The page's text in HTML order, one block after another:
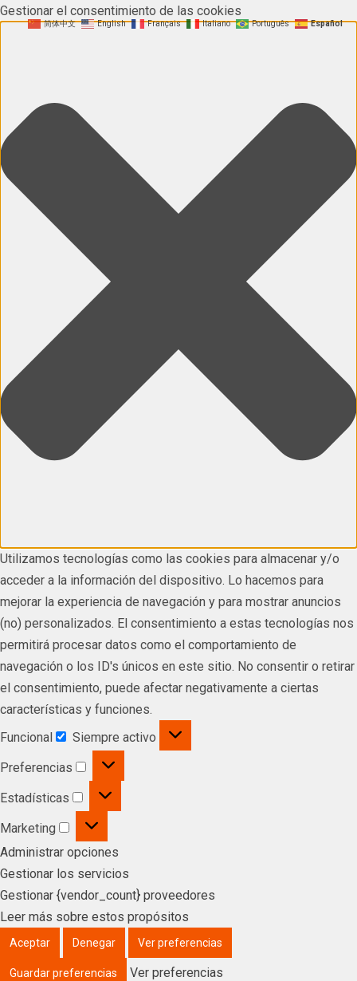
Gestionar el consentimiento de las cookies
Utilizamos tecnologías como las cookies para almacenar y/o
acceder a la información del dispositivo. Lo hacemos para
mejorar la experiencia de navegación y para mostrar anuncios
(no) personalizados. El consentimiento a estas tecnologías nos
permitirá procesar datos como el comportamiento de
navegación o los ID's únicos en este sitio. No consentir o retirar
el consentimiento, puede afectar negativamente a ciertas
características y funciones.
Funcional
Siempre activo
Preferencias
Estadísticas
Marketing
Administrar opciones
Gestionar los servicios
Gestionar {vendor_count} proveedores
Leer más sobre estos propósitos
Aceptar Denegar Ver preferencias
Guardar preferencias
Ver preferencias
简体中文 English Français Italiano Português Español